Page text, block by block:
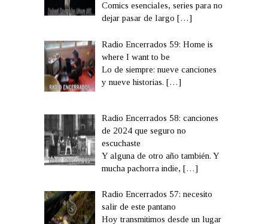
Comics esenciales, series para no
dejar pasar de largo[…]
Radio Encerrados 59: Home is
where I want to be
Lo de siempre: nueve canciones
y nueve historias.[…]
Radio Encerrados 58: canciones
de 2024 que seguro no
escuchaste
Y alguna de otro año también. Y
mucha pachorra indie,[…]
Radio Encerrados 57: necesito
salir de este pantano
Hoy transmitimos desde un lugar